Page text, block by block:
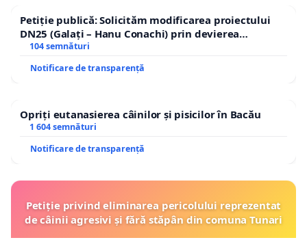
Petiție publică: Solicităm modificarea proiectului
DN25 (Galați – Hanu Conachi) prin devierea
traseului în afara localităților!
104 semnături
Notificare de transparență
Opriți eutanasierea câinilor și pisicilor în Bacău
1 604 semnături
Notificare de transparență
Petiție privind eliminarea pericolului reprezentat
de câinii agresivi și fără stăpân din comuna Tunari